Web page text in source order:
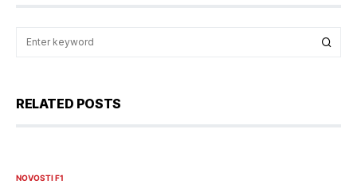
RELATED POSTS
NOVOSTI F1